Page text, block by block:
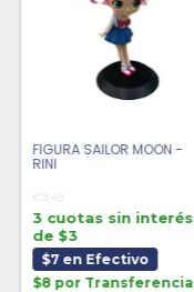
FIGURA SAILOR MOON -
RINI
€9,49
3 cuotas sin interés
de $3
$7 en Efectivo
$8 por Transferencia